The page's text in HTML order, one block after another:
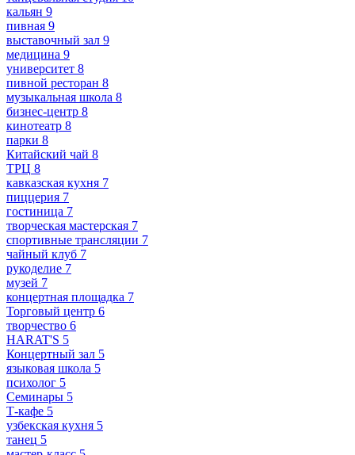
кальян 9
пивная 9
выставочный зал 9
медицина 9
университет 8
пивной ресторан 8
музыкальная школа 8
бизнес-центр 8
кинотеатр 8
парки 8
Китайский чай 8
ТРЦ 8
кавказская кухня 7
пиццерия 7
гостиница 7
творческая мастерская 7
спортивные трансляции 7
чайный клуб 7
рукоделие 7
музей 7
концертная площадка 7
Торговый центр 6
творчество 6
HARAT'S 5
Концертный зал 5
языковая школа 5
психолог 5
Семинары 5
Т-кафе 5
узбекская кухня 5
танец 5